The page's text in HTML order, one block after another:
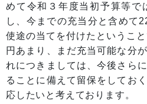
めて令和３年度当初予算等で
し、今までの充当分と含めて
使途の当てを付けたというこ
円あまり、まだ充当可能な分
れにつきましては、今後さら
ることに備えて留保をしてお
応したいと考えております。